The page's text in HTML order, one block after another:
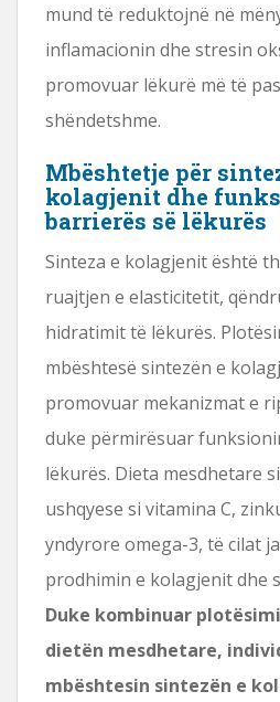
mund të reduktojnë në
inflamacionin dhe stresin
promovuar lëkurë më të
shëndetshme.
Mbështetje për
kolagjenit dhe
barrierës së lëkurës
Sinteza e kolagjenit është
ruajtjen e elasticitetit,
hidratimit të lëkurës.
mbështesë sintezën e
promovuar mekanizmat e
duke përmirësuar
lëkurës. Dieta mesdhetare
ushqyese si vitamina C,
yndyrore omega-3, të cilat
prodhimin e kolagjenit dhe
Duke kombinuar
dietën mesdhetare,
mbështesin sintezën e